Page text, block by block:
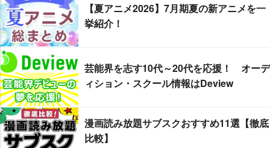
【夏アニメ2026】7月期夏の新アニメを一
挙紹介！
芸能界を志す10代～20代を応援！ オーデ
ィション・スクール情報はDeview
漫画読み放題サブスクおすすめ11選【徹底
比較】